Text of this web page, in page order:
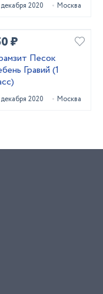
2020 Москва
₽
Песок
Гравий (1
2020 Москва